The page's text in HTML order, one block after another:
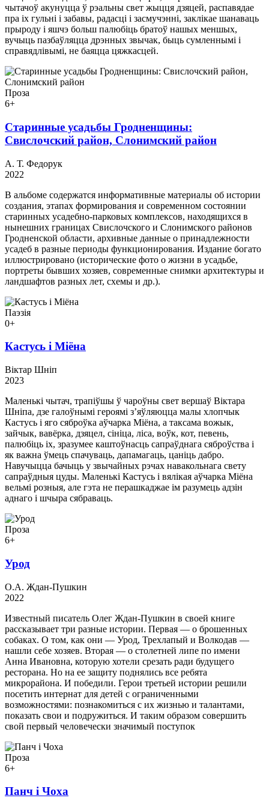
чытачоў акунуцца ў рэальны свет жыцця дзяцей, распавядае
пра іх гульні і забавы, радасці і засмучэнні, заклікае шанаваць
прыроду і яшчэ больш палюбіць братоў нашых меншых,
вучыць пазбаўляцца дрэнных звычак, быць сумленнымі і
справядлівымі, не баяцца цяжкасцей.
Проза
6+
Старинные усадьбы Гродненщины:
Свислочский район, Слонимский район
А. Т. Федорук
2022
В альбоме содержатся информативные материалы об истории
создания, этапах формирования и современном состоянии
старинных усадебно-парковых комплексов, находящихся в
нынешних границах Свислочского и Слонимского районов
Гродненской области, архивные данные о принадлежности
усадеб в разные периоды функционирования. Издание богато
иллюстрировано (исторические фото о жизни в усадьбе,
портреты бывших хозяев, современные снимки архитектуры и
ландшафтов разных лет, схемы и др.).
Паэзія
0+
Кастусь і Міёна
Віктар Шніп
2023
Маленькі чытач, трапіўшы ў чароўны свет вершаў Віктара
Шніпа, дзе галоўнымі героямі з’яўляюцца малы хлопчык
Кастусь і яго сяброўка аўчарка Міёна, а таксама вожык,
зайчык, вавёрка, дзяцел, сініца, ліса, воўк, кот, певень,
палюбіць іх, зразумее каштоўнасць сапраўднага сяброўства і
як важна ўмець спачуваць, дапамагаць, цаніць дабро.
Навучыцца бачыць у звычайных рэчах навакольнага свету
сапраўдныя цуды. Маленькі Кастусь і вялікая аўчарка Міёна
вельмі розныя, але гэта не перашкаджае ім разумець адзін
аднаго і шчыра сябраваць.
Проза
6+
Урод
О.А. Ждан-Пушкин
2022
Известный писатель Олег Ждан-Пушкин в своей книге
рассказывает три разные истории. Первая — о брошенных
собаках. О том, как они — Урод, Трехлапый и Волкодав —
нашли себе хозяев. Вторая — о столетней липе по имени
Анна Ивановна, которую хотели срезать ради будущего
ресторана. Но на ее защиту поднялись все ребята
микрорайона. И победили. Герои третьей истории решили
посетить интернат для детей с ограниченными
возможностями: познакомиться с их жизнью и талантами,
показать свои и подружиться. И таким образом совершить
свой первый человечески значимый поступок
Проза
6+
Панч і Чоха